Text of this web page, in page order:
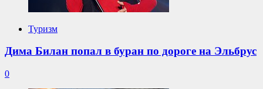
Туризм
Дима Билан попал в буран по дороге на Эльбрус
0